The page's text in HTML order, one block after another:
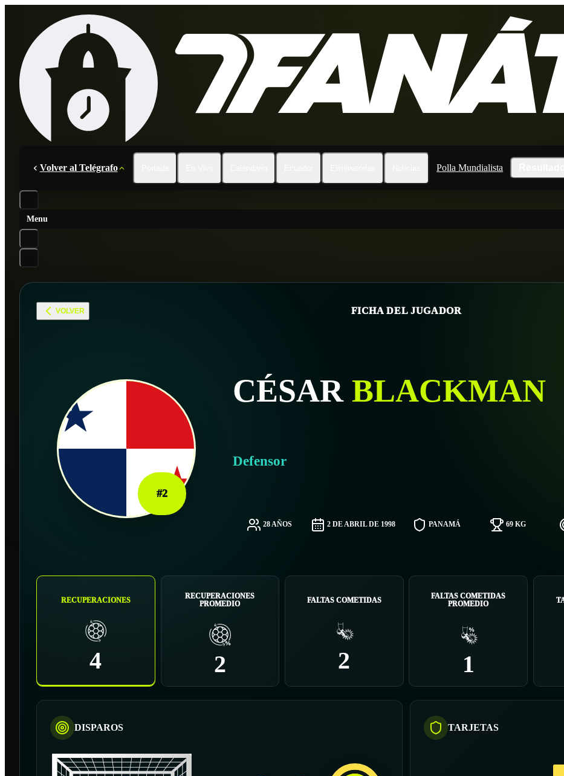
Volver al Telégrafo Polla Mundialista
Menu
VOLVER FICHA DEL JUGADOR
#2
CÉSAR BLACKMAN
Defensor
28 AÑOS 2 DE ABRIL DE 1998 PANAMÁ 69 KG
RECUPERACIONES
4
RECUPERACIONES
PROMEDIO
2
FALTAS COMETIDAS
2
FALTAS COMETIDAS
PROMEDIO
1
DISPAROS TARJETAS